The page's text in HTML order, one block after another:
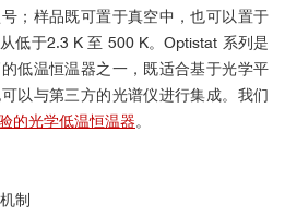
；样品既可置于真空中，也可以置于
低于2.3 K 至 500 K。Optistat 系列是
低温恒温器之一，既适合基于光学平
以与第三方的光谱仪进行集成。我们
的光学低温恒温器。
制